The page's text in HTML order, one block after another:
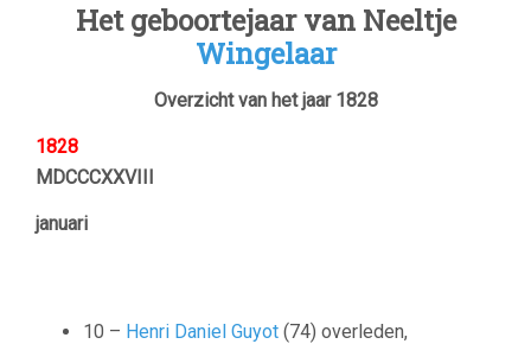
Het geboortejaar van Neeltje
Wingelaar
Overzicht van het jaar 1828
1828
MDCCCXXVIII
januari
10 – Henri Daniel Guyot (74) overleden,